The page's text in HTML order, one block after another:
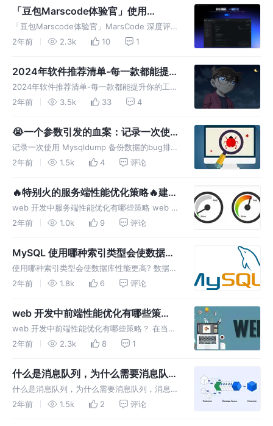
事情。比如下面的几个 Bot： 扣子 bots 扣子能
「豆包Marscode体验官」使用
MarsCodeIDE 编码的深度评测
「豆包Marscode体验官」MarsCode 深度评测
我正在参加「豆包MarsCode初体验」征文活
的 **“基于豆包大模型的智能开发工具”** `M
2年前 2.3k 10 1
2024年软件推荐清单-每一款都能提升
你的工作效率
2024年软件推荐清单-每一款都能提升你的工作
效率 最近我做出了一个重大决定——购置一台
2017 购置的。从那时起，它一直陪伴在我身
旁。然而，
2年前 3.5k 33 4
😭一个参数引发的血案：记录一次使
用 Mysqldump 备份数据的bug排查过
程，你绝对想不到是什么？
记录一次使用 Mysqldump 备份数据的bug排查
过程，你绝对想不到是什么？ 前记： 有好长时
Mysql。 最近自己突发奇想，花了两周的时间
2年前 1.5k 4 评论
🔥特别火的服务端性能优化策略🔥建议
收藏
web 开发中服务端性能优化有哪些策略 web 编
程中，不仅仅包含前端 html 的页面，还有很重
服务端编程： 服务端编程是指在服务器端执行
的编程工作，与客户
2年前 1.0k 9 评论
MySQL 使用哪种索引类型会使数据库
性能更高?
使用哪种索引类型会使数据库性能更高? 数据库
索引类型在数据库管理和性能优化中具有重要
数据访问时间，从而提升数据库的查询性能。
索引的重要性 1. 提高查询速度
2年前 1.8k 6 评论
web 开发中前端性能优化有哪些策
略？
web 开发中前端性能优化有哪些策略？ 在当今
数字化时代，网站的加载速度和响应能力对于用
面加载速度，更是提升用户满意度、增加用户留
存率以及推动业务增长的关键因
2年前 2.3k 8 1
什么是消息队列，为什么需要消息队
列，消息队列有那些类型，如何设定队
列的优先级？
什么是消息队列，为什么需要消息队列，消息队
列有那些类型 什么是消息队列？ 消息队列是计
2年前 1.5k 2 评论